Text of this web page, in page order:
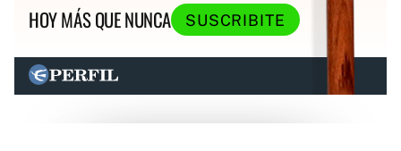
HOY MÁS QUE NUNCA
SUSCRIBITE